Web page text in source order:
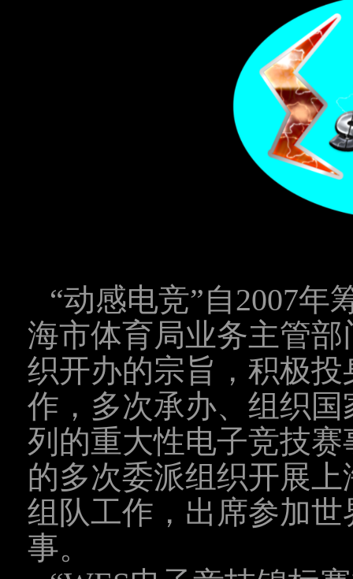
“动感电竞”自2007年
海市体育局业务主管
织开办的宗旨，积极
作，多次承办、组织
列的重大性电子竞技
的多次委派组织开展
组队工作，出席参加
事。